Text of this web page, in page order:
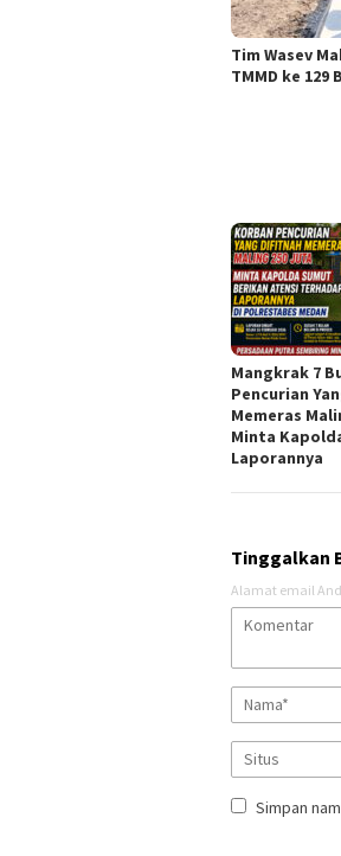
Tim Wasev
TMMD ke 129
Mangkrak 7
Pencurian
Memeras
Minta
Laporannya
Tinggalkan
Alamat email
Simpan